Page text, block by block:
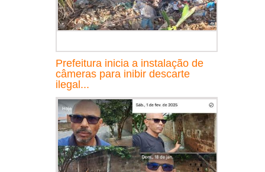
Prefeitura inicia a instalação de
câmeras para inibir descarte
ilegal...